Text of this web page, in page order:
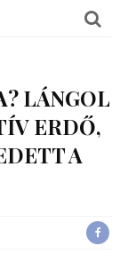
LÁNGOL
ERDŐ,
A